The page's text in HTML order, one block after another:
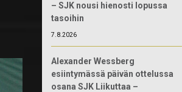
– SJK nousi hienosti lopussa
tasoihin
7.8.2026
Alexander Wessberg
esiintymässä päivän ottelussa
osana SJK Liikuttaa –